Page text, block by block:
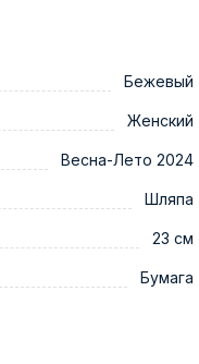
Бежевый
Женский
Весна-Лето 2024
Шляпа
23 см
Бумага